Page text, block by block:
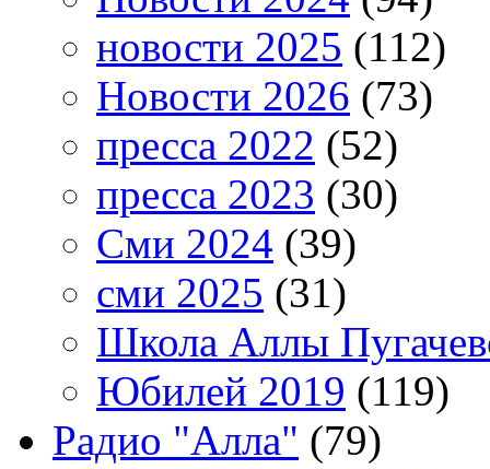
новости 2025 (112)
Новости 2026 (73)
пресса 2022 (52)
пресса 2023 (30)
Сми 2024 (39)
сми 2025 (31)
Школа Аллы
Юбилей 2019 (119)
Радио "Алла" (79)